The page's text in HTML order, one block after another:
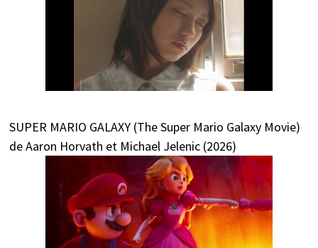
SUPER MARIO GALAXY (The Super Mario Galaxy Movie)
de Aaron Horvath et Michael Jelenic (2026)